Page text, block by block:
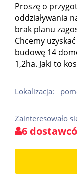
Proszę o
oddziaływania
brak planu
Chcemy
budowę 14
1,2ha. Jaki to
Lokalizacja:
Zainteresowało
6